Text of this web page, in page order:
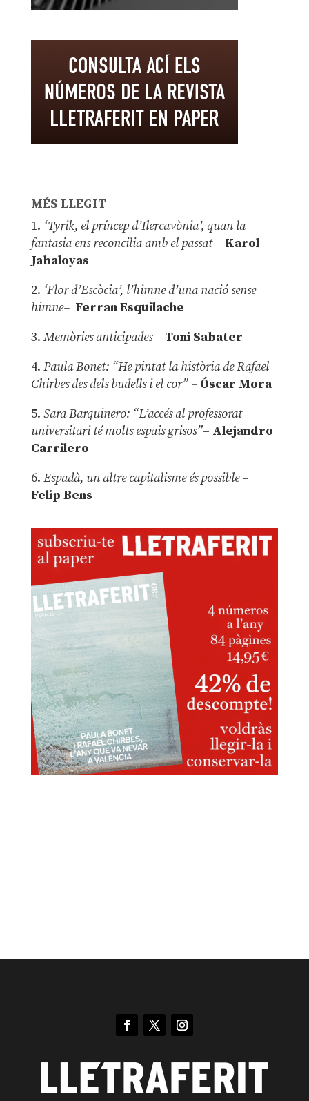
MÉS LLEGIT
1. ‘Tyrik, el príncep d’Ilercavònia’, quan la
fantasia ens reconcilia amb el passat– Karol
Jabaloyas
2. ‘Flor d’Escòcia’, l’himne d’una nació sense
himne– Ferran Esquilache
3. Memòries anticipades– Toni Sabater
4. Paula Bonet: “He pintat la història de Rafael
Chirbes des dels budells i el cor” –Óscar Mora
5. Sara Barquinero: “L’accés al professorat
universitari té molts espais grisos”– Alejandro
Carrilero
6. Espadà, un altre capitalisme és possible –
Felip Bens